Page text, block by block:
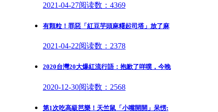
2021-04-27阅读数：4369
有顆粒！罪惡「紅豆芋頭麻糬起司塔」放了麻
2021-04-22阅读数：2378
2020台灣20大爆紅流行語：抱歉了咩噗，今晚
2020-12-30阅读数：2568
第1次吃高級芭樂！天竺鼠「小嘴開開」呆愣: